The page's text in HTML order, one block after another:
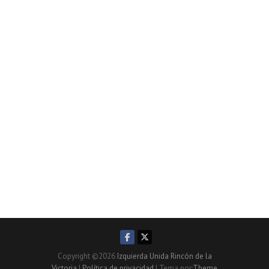
Copyright ©2026 Izquierda Unida Rincón de la